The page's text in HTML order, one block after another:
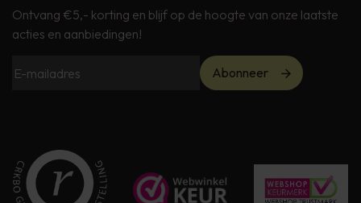
Ontvang €5,- korting en blijf op de hoogte van onze laatste
acties en aanbiedingen!
Abonneer